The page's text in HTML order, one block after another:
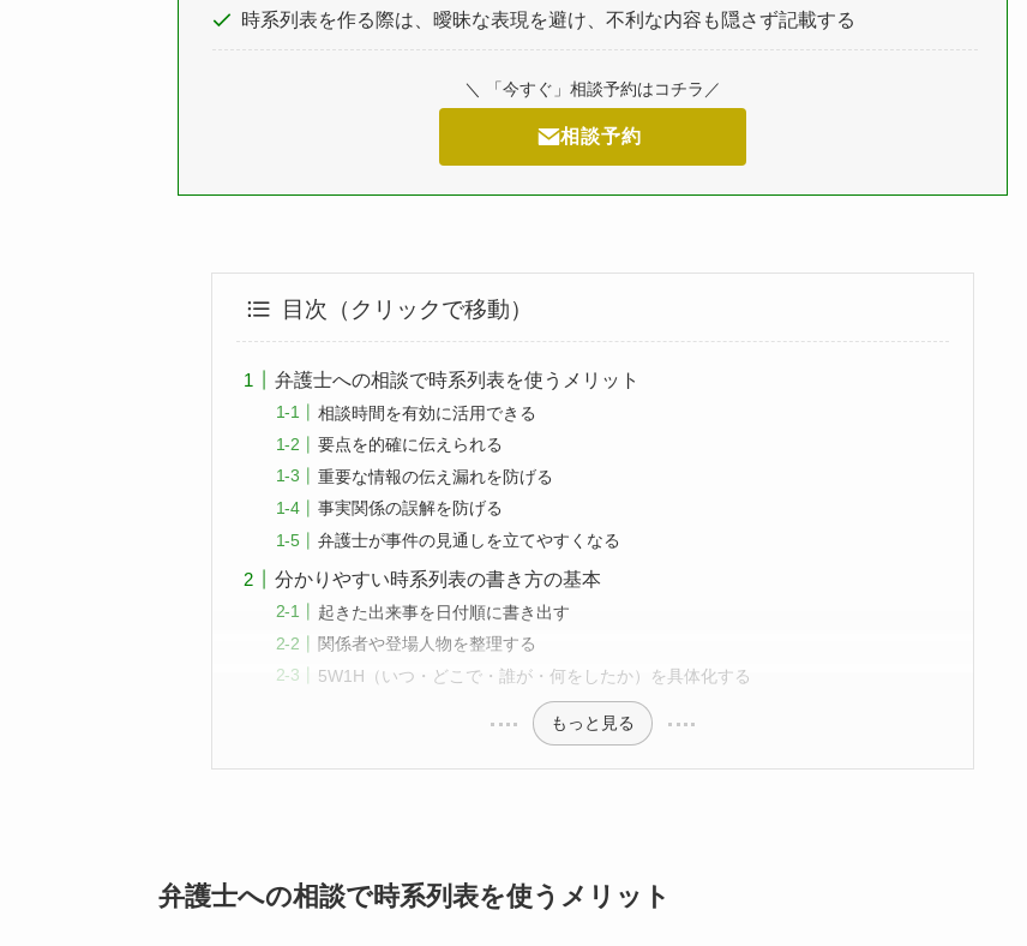
時系列表を作る際は、曖昧な表現を避け、不利な内容も隠さず記載する
＼ 「今すぐ」相談予約はコチラ／
相談予約
目次（クリックで移動）
弁護士への相談で時系列表を使うメリット
相談時間を有効に活用できる
要点を的確に伝えられる
重要な情報の伝え漏れを防げる
事実関係の誤解を防げる
弁護士が事件の見通しを立てやすくなる
分かりやすい時系列表の書き方の基本
起きた出来事を日付順に書き出す
関係者や登場人物を整理する
5W1H（いつ・どこで・誰が・何をしたか）を具体化する
もっと見る
弁護士への相談で時系列表を使うメリット